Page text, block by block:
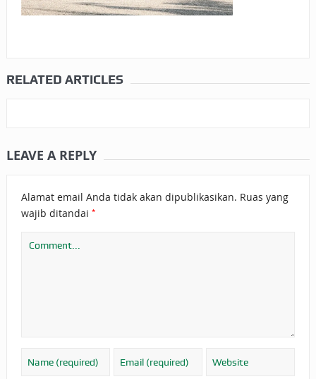
RELATED ARTICLES
LEAVE A REPLY
Alamat email Anda tidak akan dipublikasikan. Ruas yang
wajib ditandai *